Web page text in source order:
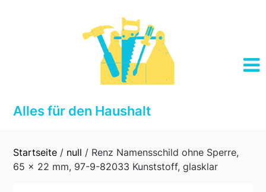
Alles für den Haushalt
Startseite / null / Renz Namensschild ohne Sperre,
65 x 22 mm, 97-9-82033 Kunststoff, glasklar